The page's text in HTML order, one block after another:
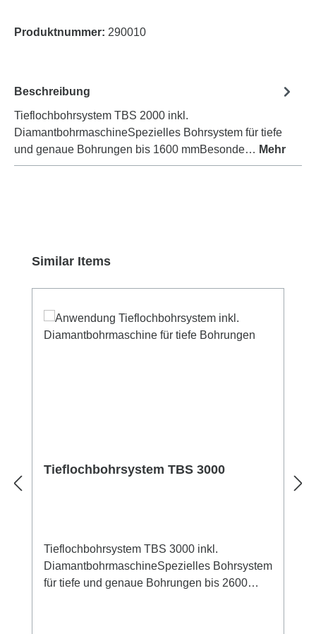
Produktnummer: 290010
Beschreibung
Tieflochbohrsystem TBS 2000 inkl.
DiamantbohrmaschineSpezielles Bohrsystem für tiefe
und genaue Bohrungen bis 1600 mmBesonde… Mehr
Produktgalerie überspringen
Similar Items
Tieflochbohrsystem TBS 3000
Tieflochbohrsystem TBS 3000 inkl.
DiamantbohrmaschineSpezielles Bohrsystem
für tiefe und genaue Bohrungen bis 2600